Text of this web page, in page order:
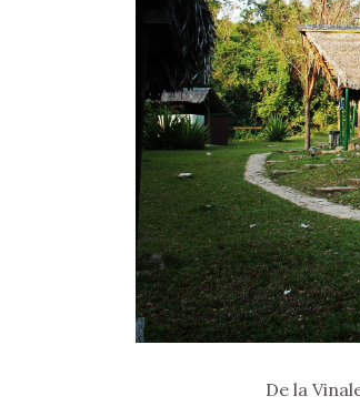
De la